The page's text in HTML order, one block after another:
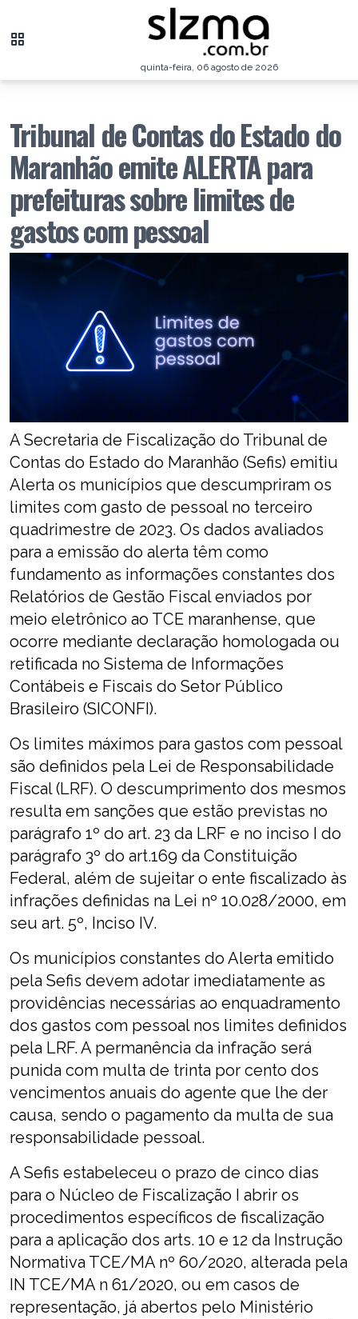
quinta-feira, 06 agosto de 2026
Tribunal de Contas do Estado do
Maranhão emite ALERTA para
prefeituras sobre limites de
gastos com pessoal
A Secretaria de Fiscalização do Tribunal de
Contas do Estado do Maranhão (Sefis) emitiu
Alerta os municípios que descumpriram os
limites com gasto de pessoal no terceiro
quadrimestre de 2023. Os dados avaliados
para a emissão do alerta têm como
fundamento as informações constantes dos
Relatórios de Gestão Fiscal enviados por
meio eletrônico ao TCE maranhense, que
ocorre mediante declaração homologada ou
retificada no Sistema de Informações
Contábeis e Fiscais do Setor Público
Brasileiro (SICONFI).
Os limites máximos para gastos com pessoal
são definidos pela Lei de Responsabilidade
Fiscal (LRF). O descumprimento dos mesmos
resulta em sanções que estão previstas no
parágrafo 1º do art. 23 da LRF e no inciso I do
parágrafo 3º do art.169 da Constituição
Federal, além de sujeitar o ente fiscalizado às
infrações definidas na Lei nº 10.028/2000, em
seu art. 5º, Inciso IV.
Os municípios constantes do Alerta emitido
pela Sefis devem adotar imediatamente as
providências necessárias ao enquadramento
dos gastos com pessoal nos limites definidos
pela LRF. A permanência da infração será
punida com multa de trinta por cento dos
vencimentos anuais do agente que lhe der
causa, sendo o pagamento da multa de sua
responsabilidade pessoal.
A Sefis estabeleceu o prazo de cinco dias
para o Núcleo de Fiscalização I abrir os
procedimentos específicos de fiscalização
para a aplicação dos arts. 10 e 12 da Instrução
Normativa TCE/MA nº 60/2020, alterada pela
IN TCE/MA n 61/2020, ou em casos de
representação, já abertos pelo Ministério